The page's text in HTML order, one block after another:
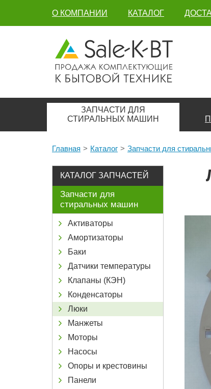
О КОМПАНИИ КАТАЛОГ
ЗАПЧАСТИ ДЛЯ
СТИРАЛЬНЫХ МАШИН
Главная Каталог Запчасти для
КАТАЛОГ ЗАПЧАСТЕЙ
Запчасти для
стиральных машин
Активаторы
Амортизаторы
Баки
Датчики температуры
Клапаны (КЭН)
Конденсаторы
Люки
Манжеты
Моторы
Насосы
Опоры и крестовины
Панели